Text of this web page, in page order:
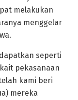
melakukan
menggelar
seperti
pekasanaan
kami beri
mereka